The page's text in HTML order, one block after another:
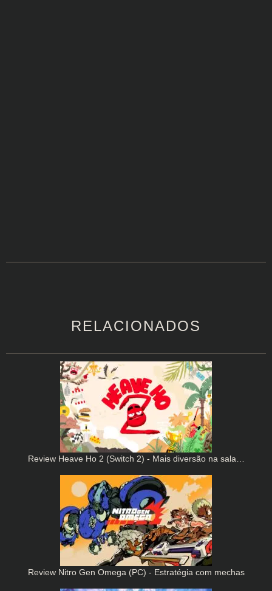
RELACIONADOS
Review Heave Ho 2 (Switch 2) - Mais diversão na sala…
Review Nitro Gen Omega (PC) - Estratégia com mechas